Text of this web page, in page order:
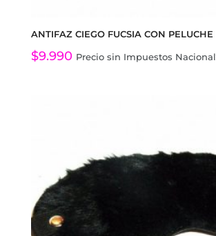
ANTIFAZ CIEGO FUCSIA CON PELUCHE
$9.990 Precio sin Impuestos